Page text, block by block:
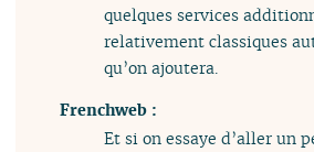
quelques services
relativement classiques
qu’on ajoutera.
Frenchweb :
Et si on essaye d’aller un